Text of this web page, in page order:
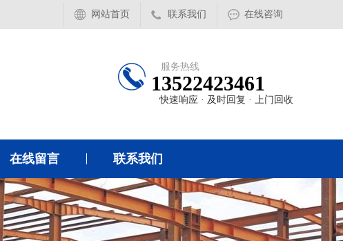
网站首页 联系我们 在线咨询
服务热线
13522423461
快速响应 · 及时回复 · 上门回收
在线留言 联系我们